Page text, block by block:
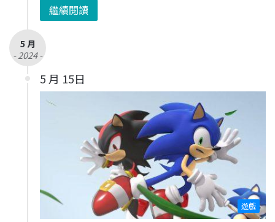
繼續閱讀
5 月
- 2024 -
5 月 15日
遊戲